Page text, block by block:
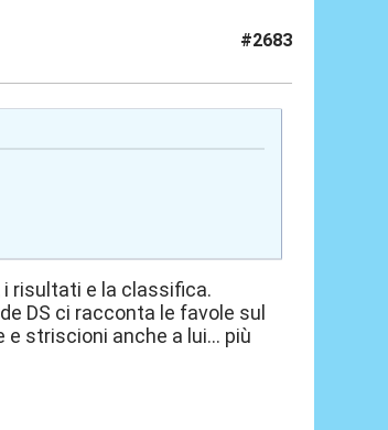
#2683
i risultati e la classifica.
DS ci racconta le favole sul
striscioni anche a lui... più